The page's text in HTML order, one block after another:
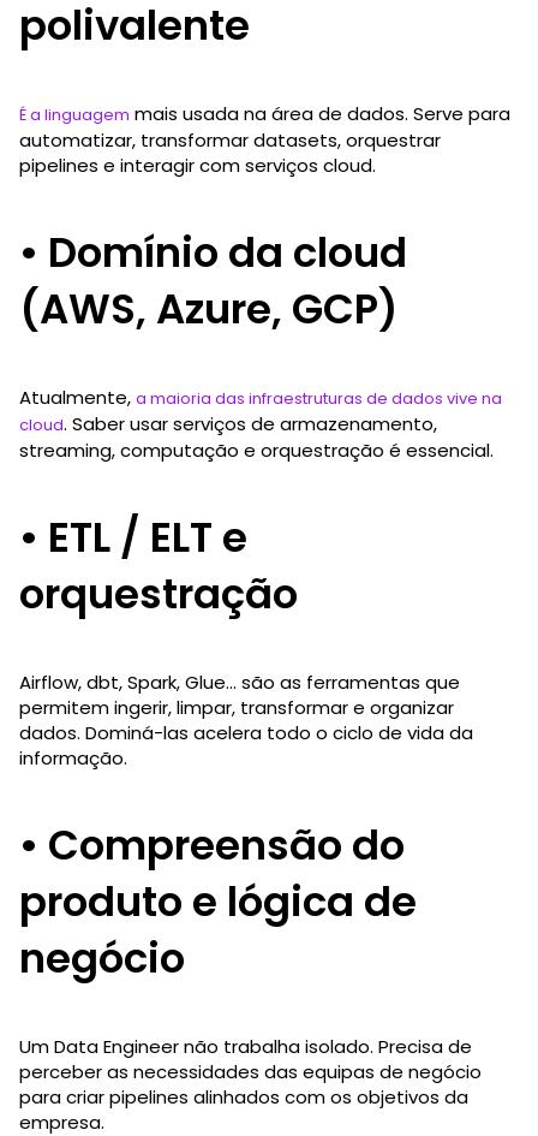
polivalente
É a linguagem mais usada na área de dados. Serve para
automatizar, transformar datasets, orquestrar
pipelines e interagir com serviços cloud.
• Domínio da cloud
(AWS, Azure, GCP)
Atualmente, a maioria das infraestruturas de dados vive na
cloud. Saber usar serviços de armazenamento,
streaming, computação e orquestração é essencial.
• ETL / ELT e
orquestração
Airflow, dbt, Spark, Glue… são as ferramentas que
permitem ingerir, limpar, transformar e organizar
dados. Dominá-las acelera todo o ciclo de vida da
informação.
• Compreensão do
produto e lógica de
negócio
Um Data Engineer não trabalha isolado. Precisa de
perceber as necessidades das equipas de negócio
para criar pipelines alinhados com os objetivos da
empresa.